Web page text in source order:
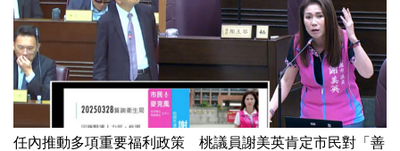
任內推動多項重要福利政策 桃議員謝美英肯定市民對「善